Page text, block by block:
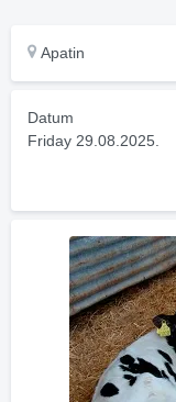
Apatin
Datum
Friday 29.08.2025.